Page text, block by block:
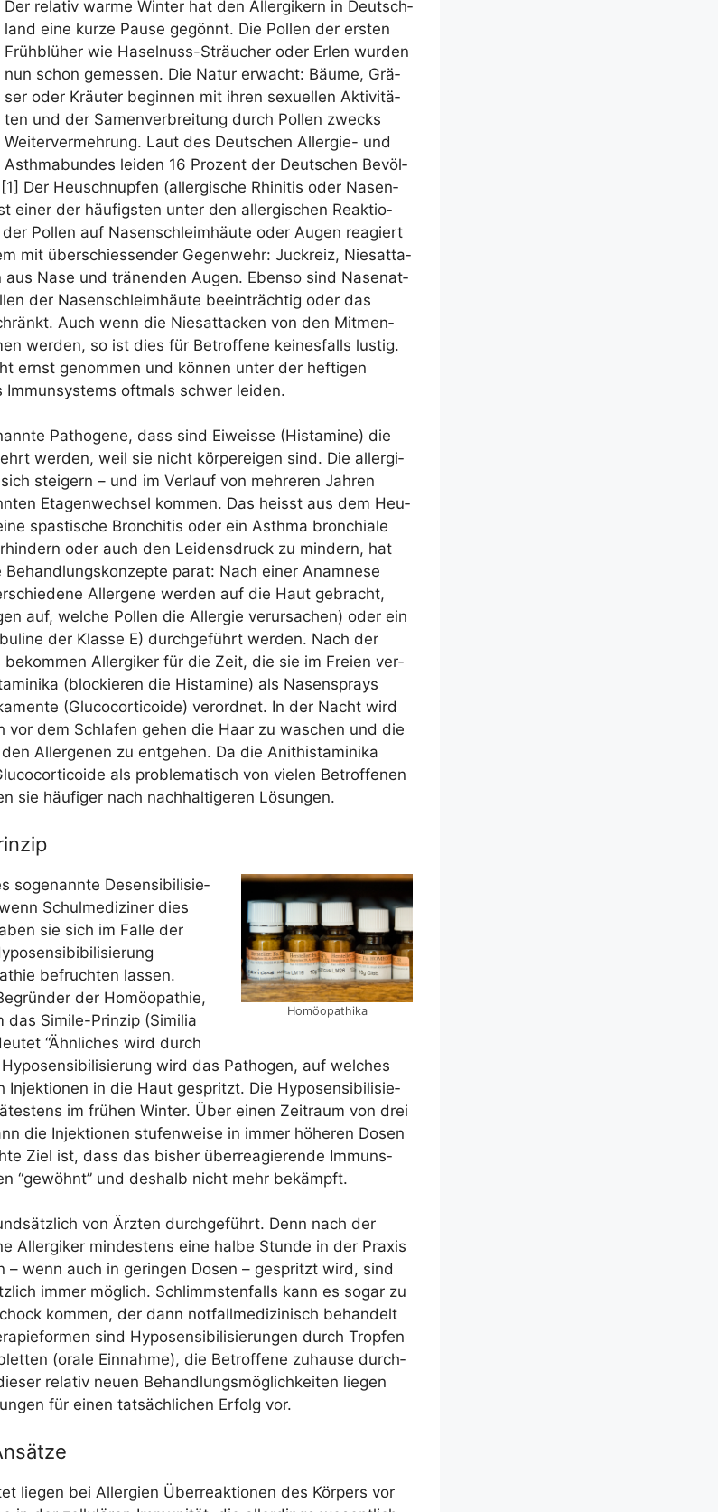
Der rela­tiv war­me Win­ter hat den All­er­gi­kern in Deutsch­
land eine kur­ze Pau­se gegönnt. Die Pol­len der ers­ten
Früh­blü­her wie Hasel­nuss-Sträu­cher oder Erlen wur­den
nun schon gemes­sen. Die Natur erwacht: Bäu­me, Grä­
ser oder Kräu­ter begin­nen mit ihren sexu­el­len Akti­vi­tä­
ten und der Samen­ver­brei­tung durch Pol­len zwecks
Wei­ter­ver­meh­rung. Laut des Deut­schen All­er­gie- und
Asth­ma­bun­des lei­den 16 Pro­zent der Deut­schen Bevöl­
Der Heu­schnup­fen (all­er­gi­sche Rhi­ni­tis oder Nasen­
einer der häu­figs­ten unter den all­er­gi­schen Reak­tio­
Pol­len auf Nasen­schleim­häu­te oder Augen reagiert
mit über­schies­sen­der Gegen­wehr: Juck­reiz, Nies­at­ta­
aus Nase und trä­nen­den Augen. Eben­so sind Nasen­at­
der Nasen­schleim­häu­te beein­träch­tig oder das
Auch wenn die Nies­at­ta­cken von den Mit­men­
wer­den, so ist dies für Betrof­fe­ne kei­nes­falls lus­tig.
ernst genom­men und kön­nen unter der hef­ti­gen
Immun­sys­tems oft­mals schwer leiden.
Patho­ge­ne, dass sind Eiweis­se (Hist­ami­ne) die
wer­den, weil sie nicht kör­per­ei­gen sind. Die all­er­gi­
stei­gern – und im Ver­lauf von meh­re­ren Jah­ren
Eta­gen­wech­sel kom­men. Das heisst aus dem Heu­
spas­ti­sche Bron­chi­tis oder ein Asth­ma bron­chia­le
oder auch den Lei­dens­druck zu min­dern, hat
parat: Nach einer Ana­mne­se
All­er­ge­ne wer­den auf die Haut gebracht,
auf, wel­che Pol­len die All­er­gie ver­ur­sa­chen) oder ein
der Klas­se E) durch­ge­führt wer­den. Nach der
bekom­men All­er­gi­ker für die Zeit, die sie im Frei­en ver­
(blo­ckie­ren die Hist­ami­ne) als Nasen­sprays
(Glu­co­cor­ti­co­ide) ver­ord­net. In der Nacht wird
vor dem Schla­fen gehen die Haar zu waschen und die
All­er­ge­nen zu ent­ge­hen. Da die Ani­t­hist­ami­ni­ka
als pro­ble­ma­tisch von vie­len Betrof­fe­nen
sie häu­fi­ger nach nach­hal­ti­ge­ren Lösungen.
Homöo­pa­thi­ka
soge­nann­te Desen­si­bi­li­sie­
Schul­me­di­zi­ner dies
sie sich im Fal­le der
befruch­ten las­sen.
der Homöo­pa­thie,
Simi­le-Prin­zip (Simi­lia
“Ähn­li­ches wird durch
wird das Patho­gen, auf wel­ches
Injek­tio­nen in die Haut gespritzt. Die Hypo­sen­si­bi­li­sie­
im frü­hen Win­ter. Über einen Zeit­raum von drei
die Injek­tio­nen stu­fen­wei­se in immer höhe­ren Dosen
Ziel ist, dass das bis­her über­re­agie­ren­de Immuns­
“gewöhnt” und des­halb nicht mehr bekämpft.
von Ärz­ten durch­ge­führt. Denn nach der
All­er­gi­ker min­des­tens eine hal­be Stun­de in der Pra­xis
– wenn auch in gerin­gen Dosen – gespritzt wird, sind
immer mög­lich. Schlimms­ten­falls kann es sogar zu
kom­men, der dann not­fall­me­di­zi­nisch behan­delt
sind Hypo­sen­si­bi­li­sie­run­gen durch Trop­fen
(ora­le Ein­nah­me), die Betrof­fe­ne zuhau­se durch­
rela­tiv neu­en Behand­lungs­mög­lich­kei­ten lie­gen
für einen tat­säch­li­chen Erfolg vor.
lie­gen bei All­er­gien Über­re­ak­tio­nen des Kör­pers vor